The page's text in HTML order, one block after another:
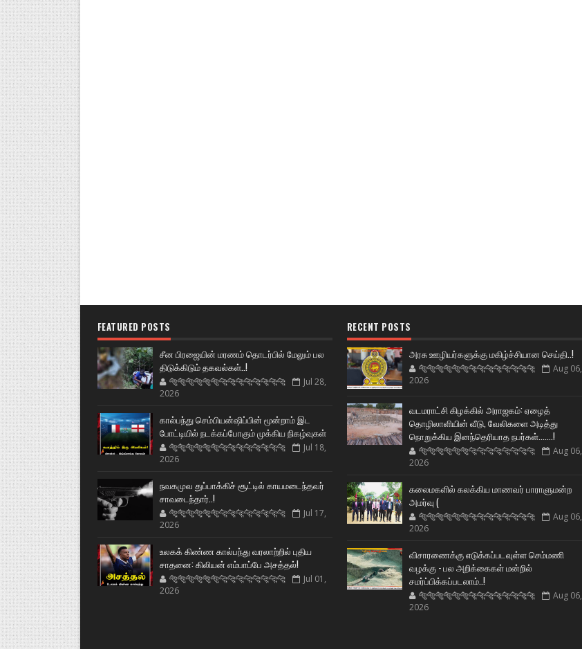
FEATURED POSTS
சீன பிரஜையின் மரணம் தொடர்பில் மேலும் பல
திடுக்கிடும் தகவல்கள்..!
🐅🐅🐅🐅🐅🐅🐆🐆🐆🐆🐆🐆🐆🐆
Jul 28,
2026
கால்பந்து செம்பியன்ஷிப்பின் மூன்றாம் இட
போட்டியில் நடக்கப்போகும் முக்கிய நிகழ்வுகள்
🐅🐅🐅🐅🐅🐅🐆🐆🐆🐆🐆🐆🐆🐆
Jul 18,
2026
நவகமுவ துப்பாக்கிச் சூட்டில் காயமடைந்தவர்
சாவடைந்தார்..!
🐅🐅🐅🐅🐅🐅🐆🐆🐆🐆🐆🐆🐆🐆
Jul 17,
2026
உலகக் கிண்ண கால்பந்து வரலாற்றில் புதிய
சாதனை: கிலியன் எம்பாப்பே அசத்தல்!
🐅🐅🐅🐅🐅🐅🐆🐆🐆🐆🐆🐆🐆🐆
Jul 01,
2026
RECENT POSTS
அரசு ஊழியர்களுக்கு மகிழ்ச்சியான செய்தி..!
🐅🐅🐅🐅🐅🐅🐆🐆🐆🐆🐆🐆🐆🐆
Aug 06,
2026
வடமராட்சி கிழக்கில் அராஜகம்: ஏழைத்
தொழிலாளியின் வீடு, வேலிகளை அடித்து
நொறுக்கிய இனந்தெரியாத நபர்கள்.......!
🐅🐅🐅🐅🐅🐅🐆🐆🐆🐆🐆🐆🐆🐆
Aug 06,
2026
கலைமகளில் கலக்கிய மாணவர் பாராளுமன்ற
அமர்வு (
🐅🐅🐅🐅🐅🐅🐆🐆🐆🐆🐆🐆🐆🐆
Aug 06,
2026
விசாரணைக்கு எடுக்கப்படவுள்ள செம்மணி
வழக்கு - பல அறிக்கைகள் மன்றில்
சமர்ப்பிக்கப்படலாம்..!
🐅🐅🐅🐅🐅🐅🐆🐆🐆🐆🐆🐆🐆🐆
Aug 06,
2026